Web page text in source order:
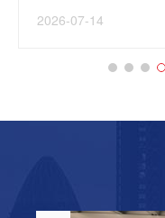
2026-07-14